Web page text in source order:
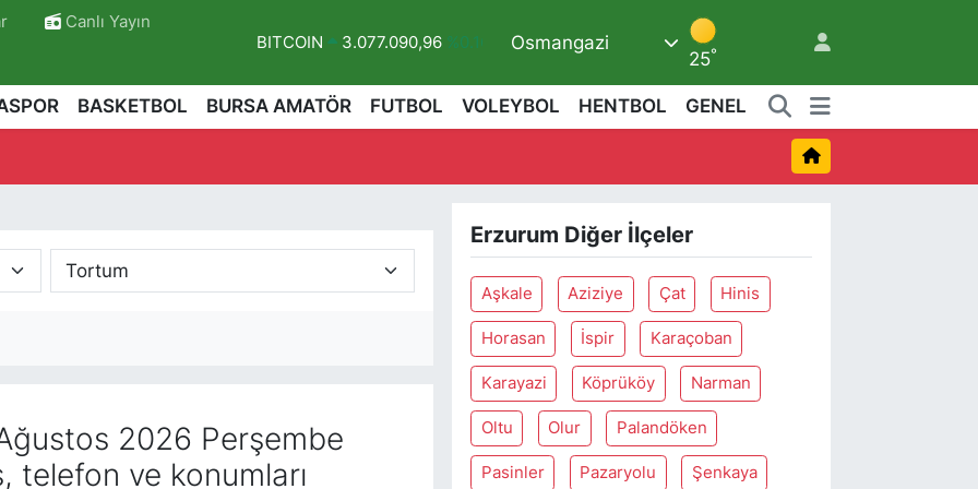
Canlı Yayın
BITCOIN 3.077.090,96 %0.16
DOLAR
47,6006 %0.06
%70
Osmangazi
25°
BASKETBOL BURSA AMATÖR FUTBOL VOLEYBOL HENTBOL GENEL
2026 Perşembe
telefon ve konumları
Erzurum Diğer İlçeler
Aşkale Aziziye Çat Hinis
Horasan İspir Karaçoban
Karayazi Köprüköy Narman
Oltu Olur Palandöken
Pasinler Pazaryolu Şenkaya